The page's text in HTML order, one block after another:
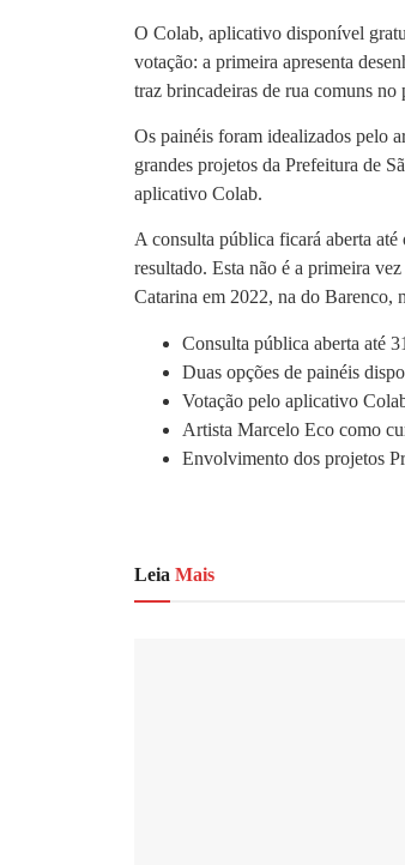
O Colab, aplicativo disponível
votação: a primeira apresenta
traz brincadeiras de rua comuns
Os painéis foram idealizados pelo
grandes projetos da Prefeitura de
aplicativo Colab.
A consulta pública ficará aberta
resultado. Esta não é a primeira
Catarina em 2022, na do Barenco,
Consulta pública aberta até
Duas opções de painéis
Votação pelo aplicativo
Artista Marcelo Eco como
Envolvimento dos projetos
Leia Mais